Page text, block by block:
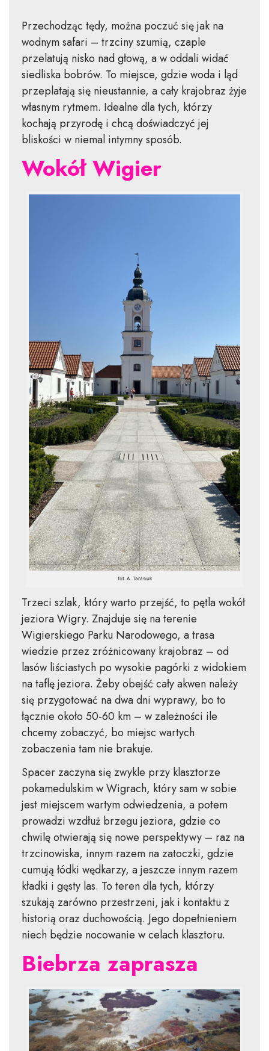
Przechodząc tędy, można poczuć się jak na
wodnym safari – trzciny szumią, czaple
przelatują nisko nad głową, a w oddali widać
siedliska bobrów. To miejsce, gdzie woda i ląd
przeplatają się nieustannie, a cały krajobraz żyje
własnym rytmem. Idealne dla tych, którzy
kochają przyrodę i chcą doświadczyć jej
bliskości w niemal intymny sposób.
Wokół Wigier
fot. A. Tarasiuk
Trzeci szlak, który warto przejść, to pętla wokół
jeziora Wigry. Znajduje się na terenie
Wigierskiego Parku Narodowego, a trasa
wiedzie przez zróżnicowany krajobraz – od
lasów liściastych po wysokie pagórki z widokiem
na taflę jeziora. Żeby obejść cały akwen należy
się przygotować na dwa dni wyprawy, bo to
łącznie około 50-60 km – w zależności ile
chcemy zobaczyć, bo miejsc wartych
zobaczenia tam nie brakuje.
Spacer zaczyna się zwykle przy klasztorze
pokamedulskim w Wigrach, który sam w sobie
jest miejscem wartym odwiedzenia, a potem
prowadzi wzdłuż brzegu jeziora, gdzie co
chwilę otwierają się nowe perspektywy – raz na
trzcinowiska, innym razem na zatoczki, gdzie
cumują łódki wędkarzy, a jeszcze innym razem
kładki i gęsty las. To teren dla tych, którzy
szukają zarówno przestrzeni, jak i kontaktu z
historią oraz duchowością. Jego dopełnieniem
niech będzie nocowanie w celach klasztoru.
Biebrza zaprasza